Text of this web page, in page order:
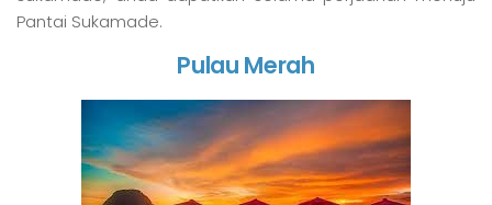
Pantai Sukamade.
Pulau Merah